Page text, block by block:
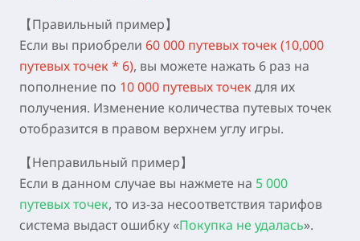
【Правильный пример】
Если вы приобрели 60 000 путевых точек (10,000
путевых точек * 6), вы можете нажать 6 раз на
пополнение по 10 000 путевых точек для их
получения. Изменение количества путевых точек
отобразится в правом верхнем углу игры.
【Неправильный пример】
Если в данном случае вы нажмете на 5 000
путевых точек, то из-за несоответствия тарифов
система выдаст ошибку «Покупка не удалась».